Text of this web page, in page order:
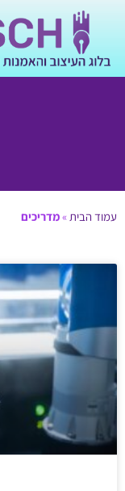
עמוד הבית »מדריכים